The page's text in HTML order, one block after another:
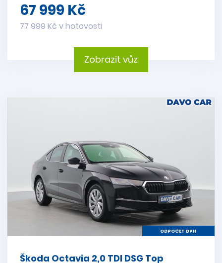
67 999 Kč
77 999 Kč v hotovosti
Zobrazit vůz
ODPOČET DPH
Škoda Octavia 2,0 TDI DSG Top